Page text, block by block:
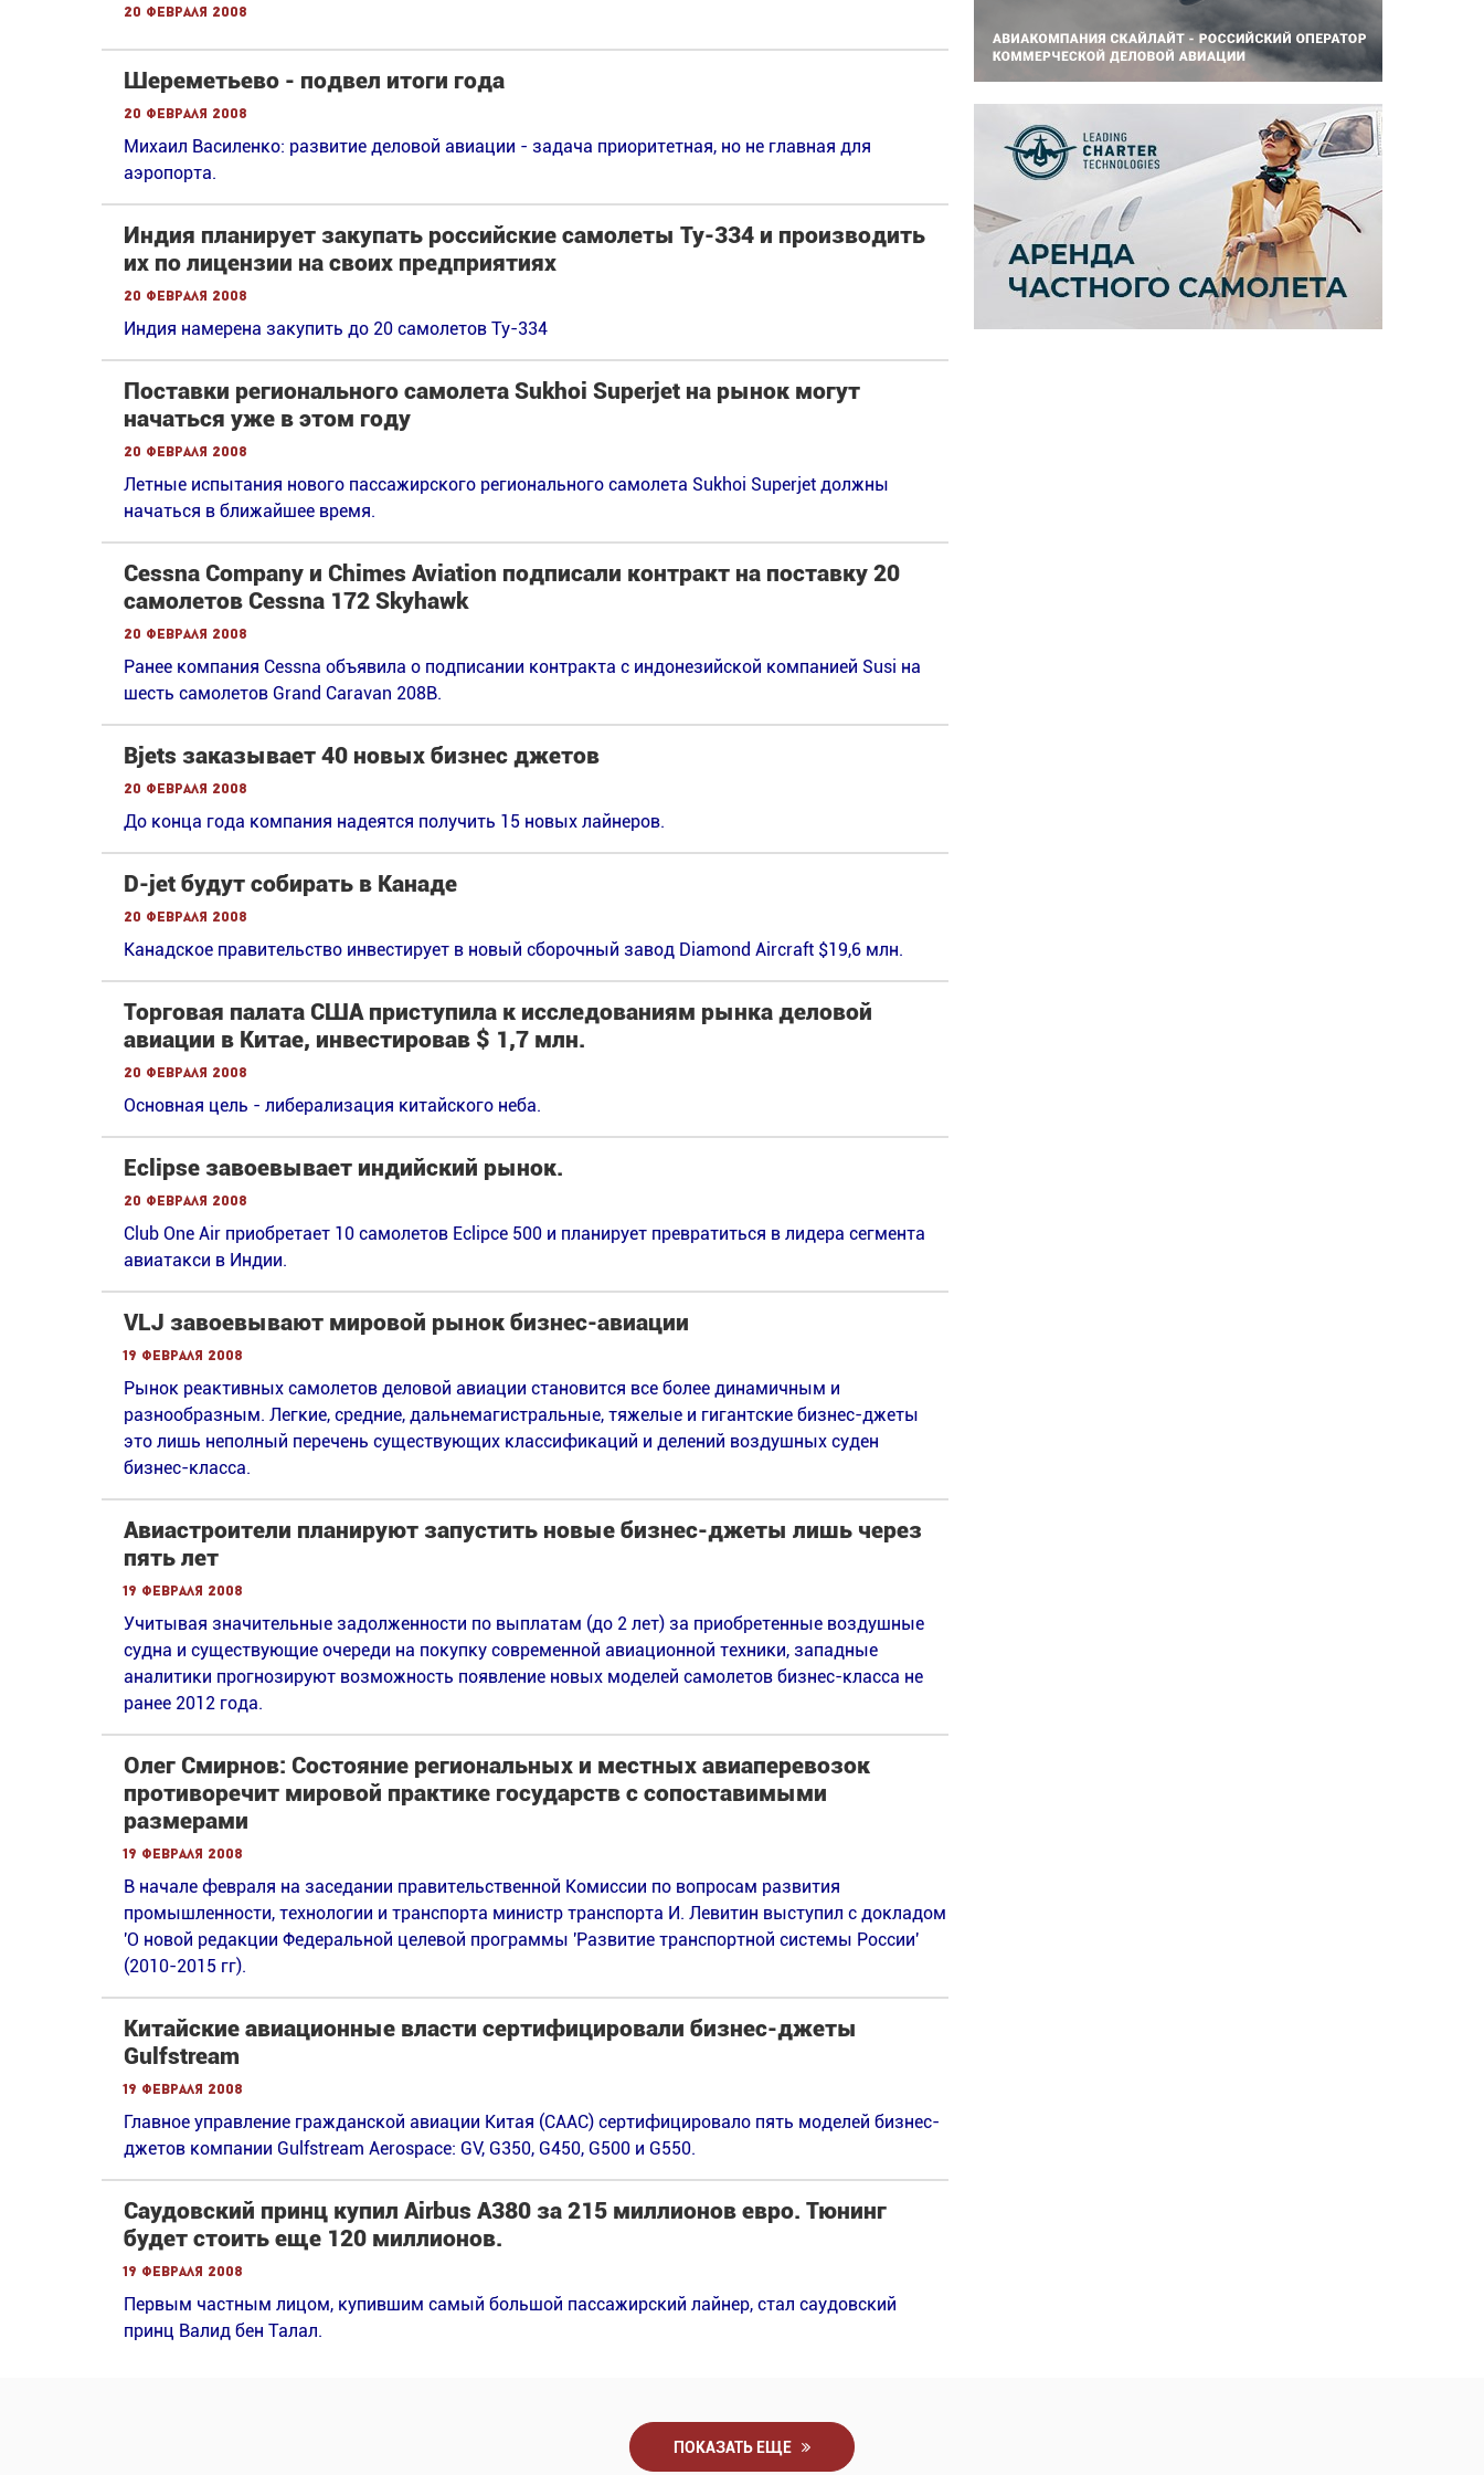
20 февраля 2008
Шереметьево - подвел итоги года
20 февраля 2008
Михаил Василенко: развитие деловой авиации - задача приоритетная, но не главная для
аэропорта.
Индия планирует закупать российские самолеты Ту-334 и производить
их по лицензии на своих предприятиях
20 февраля 2008
Индия намерена закупить до 20 самолетов Ту-334
Поставки регионального самолета Sukhoi Superjet на рынок могут
начаться уже в этом году
20 февраля 2008
Летные испытания нового пассажирского регионального самолета Sukhoi Superjet должны
начаться в ближайшее время.
Cessna Company и Сhimes Aviation подписали контракт на поставку 20
самолетов Cessna 172 Skyhawk
20 февраля 2008
Ранее компания Cessna объявила о подписании контракта с индонезийской компанией Susi на
шесть самолетов Grand Caravan 208В.
Bjets заказывает 40 новых бизнес джетов
20 февраля 2008
До конца года компания надеятся получить 15 новых лайнеров.
D-jet будут собирать в Канаде
20 февраля 2008
Канадское правительство инвестирует в новый сборочный завод Diamond Aircraft $19,6 млн.
Торговая палата США приступила к исследованиям рынка деловой
авиации в Китае, инвестировав $ 1,7 млн.
20 февраля 2008
Основная цель - либерализация китайского неба.
Eclipse завоевывает индийский рынок.
20 февраля 2008
Club One Air приобретает 10 самолетов Eclipce 500 и планирует превратиться в лидера сегмента
авиатакси в Индии.
VLJ завоевывают мировой рынок бизнес-авиации
19 февраля 2008
Рынок реактивных самолетов деловой авиации становится все более динамичным и
разнообразным. Легкие, средние, дальнемагистральные, тяжелые и гигантские бизнес-джеты
это лишь неполный перечень существующих классификаций и делений воздушных суден
бизнес-класса.
Авиастроители планируют запустить новые бизнес-джеты лишь через
пять лет
19 февраля 2008
Учитывая значительные задолженности по выплатам (до 2 лет) за приобретенные воздушные
судна и существующие очереди на покупку современной авиационной техники, западные
аналитики прогнозируют возможность появление новых моделей самолетов бизнес-класса не
ранее 2012 года.
Олег Смирнов: Состояние региональных и местных авиаперевозок
противоречит мировой практике государств с сопоставимыми
размерами
19 февраля 2008
В начале февраля на заседании правительственной Комиссии по вопросам развития
промышленности, технологии и транспорта министр транспорта И. Левитин выступил с докладом
'О новой редакции Федеральной целевой программы 'Развитие транспортной системы России'
(2010-2015 гг).
Китайские авиационные власти сертифицировали бизнес-джеты
Gulfstream
19 февраля 2008
Главное управление гражданской авиации Китая (CAAC) сертифицировало пять моделей бизнес-
джетов компании Gulfstream Aerospace: GV, G350, G450, G500 и G550.
Саудовский принц купил Airbus А380 за 215 миллионов евро. Тюнинг
будет стоить еще 120 миллионов.
19 февраля 2008
Первым частным лицом, купившим самый большой пассажирский лайнер, стал саудовский
принц Валид бен Талал.
ПОКАЗАТЬ ЕЩЕ